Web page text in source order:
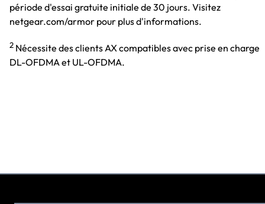
période d'essai gratuite initiale de 30 jours. Visitez
netgear.com/armor pour plus d'informations.
2 Nécessite des clients AX compatibles avec prise en charge
DL-OFDMA et UL-OFDMA.